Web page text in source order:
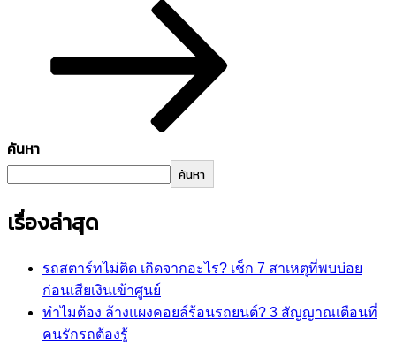
ค้นหา
ค้นหา
เรื่องล่าสุด
รถสตาร์ทไม่ติด เกิดจากอะไร? เช็ก 7 สาเหตุที่พบบ่อย
ก่อนเสียเงินเข้าศูนย์
ทำไมต้อง ล้างแผงคอยล์ร้อนรถยนต์? 3 สัญญาณเตือนที่
คนรักรถต้องรู้